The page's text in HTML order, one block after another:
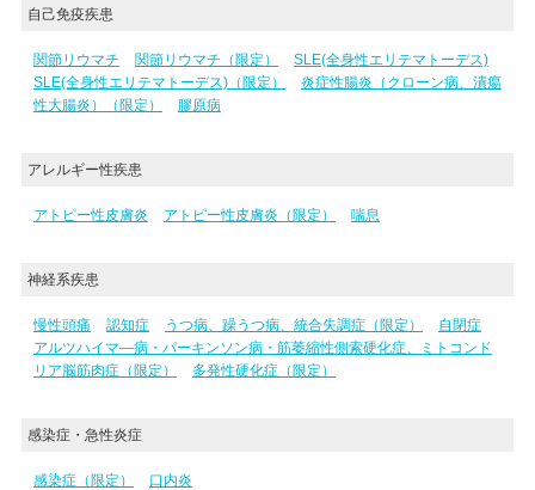
自己免疫疾患
関節リウマチ 関節リウマチ（限定）
SLE(全身性エリテマトーデス)
SLE(全身性エリテマトーデス)（限定）
炎症性腸炎（クローン病、潰瘍
性大腸炎）（限定）
膠原病
アレルギー性疾患
アトピー性皮膚炎 アトピー性皮膚炎（限定） 喘息
神経系疾患
慢性頭痛 認知症 うつ病、躁うつ病、統合失調症（限定）
自閉症
アルツハイマ―病・パーキンソン病・筋萎縮性側索硬化症、ミトコンド
リア脳筋肉症（限定）
多発性硬化症（限定）
感染症・急性炎症
感染症（限定） 口内炎